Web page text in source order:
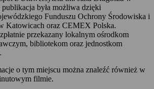
była możliwa dzięki
Funduszu Ochrony Środowiska i
Katowicach oraz CEMEX Polska.
przekazany lokalnym ośrodkom
bibliotekom oraz jednostkom
o tym miejscu można znaleźć również w
filmie.